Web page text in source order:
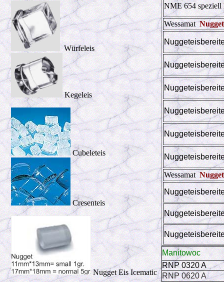
Würfeleis
Kegeleis
Cubeleteis
Cresenteis
Nugget Eis Icematic
NME 654 speziell
Wessamat
Wessamat
Manitowoc
RNP 0320 A
RNP 0620 A